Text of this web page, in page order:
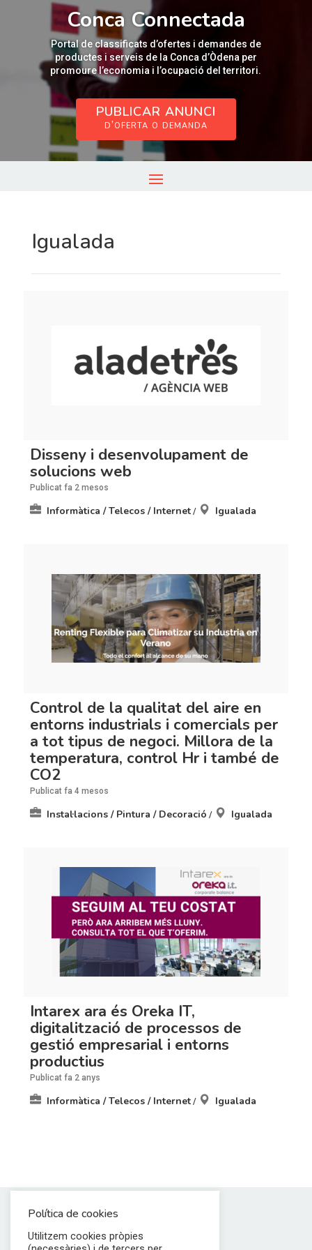
Reproductor
Conca Connectada
Portal de classificats d’ofertes i demandes de
productes i serveis de la Conca d’Òdena per
promoure l’economia i l’ocupació del territori.
PUBLICAR ANUNCI
d’oferta o demanda
Igualada
Disseny i desenvolupament de
solucions web
Publicat fa 2 mesos
Informàtica / Telecos / Internet/ Igualada
Control de la qualitat del aire en
entorns industrials i comercials per
a tot tipus de negoci. Millora de la
temperatura, control Hr i també de
CO2
Publicat fa 4 mesos
Instal·lacions / Pintura / Decoració / Igualada
Intarex ara és Oreka IT,
digitalització de processos de
gestió empresarial i entorns
productius
Publicat fa 2 anys
Informàtica / Telecos / Internet/ Igualada
Política de cookies
Utilitzem cookies pròpies